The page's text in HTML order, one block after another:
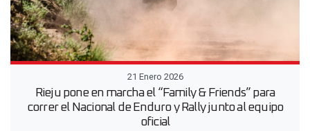
21 Enero 2026
Rieju pone en marcha el “Family & Friends” para
correr el Nacional de Enduro y Rally junto al equipo
oficial